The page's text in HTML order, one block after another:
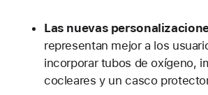
Las nuevas
representan mejor a los
incorporar tubos de oxígeno,
cocleares y un casco